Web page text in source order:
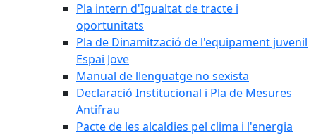
Pla intern d'Igualtat de tracte i
oportunitats
Pla de Dinamització de l'equipament juvenil
Espai Jove
Manual de llenguatge no sexista
Declaració Institucional i Pla de Mesures
Antifrau
Pacte de les alcaldies pel clima i l'energia